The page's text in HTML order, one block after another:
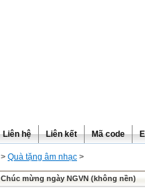
Liên hệ Liên kết Mã code
> Quà tặng âm nhạc >
Chúc mừng ngày NGVN (không nền)